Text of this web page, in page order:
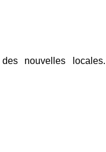
nouvelles locales.